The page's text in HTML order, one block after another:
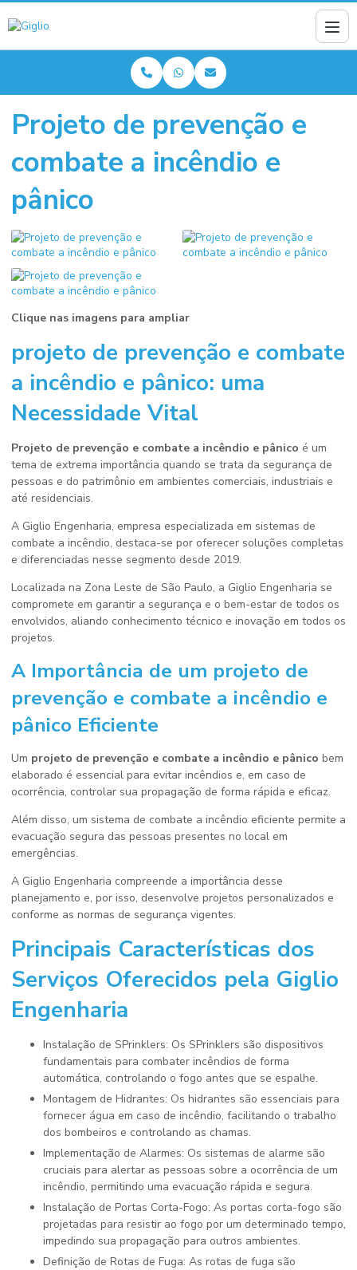
Projeto de prevenção e
combate a incêndio e
pânico
Clique nas imagens para ampliar
projeto de prevenção e combate
a incêndio e pânico: uma
Necessidade Vital
Projeto de prevenção e combate a incêndio e pânico é um
tema de extrema importância quando se trata da segurança de
pessoas e do patrimônio em ambientes comerciais, industriais e
até residenciais.
A Giglio Engenharia, empresa especializada em sistemas de
combate a incêndio, destaca-se por oferecer soluções completas
e diferenciadas nesse segmento desde 2019.
Localizada na Zona Leste de São Paulo, a Giglio Engenharia se
compromete em garantir a segurança e o bem-estar de todos os
envolvidos, aliando conhecimento técnico e inovação em todos os
projetos.
A Importância de um projeto de
prevenção e combate a incêndio e
pânico Eficiente
Um projeto de prevenção e combate a incêndio e pânico bem
elaborado é essencial para evitar incêndios e, em caso de
ocorrência, controlar sua propagação de forma rápida e eficaz.
Além disso, um sistema de combate a incêndio eficiente permite a
evacuação segura das pessoas presentes no local em
emergências.
A Giglio Engenharia compreende a importância desse
planejamento e, por isso, desenvolve projetos personalizados e
conforme as normas de segurança vigentes.
Principais Características dos
Serviços Oferecidos pela Giglio
Engenharia
Instalação de SPrinklers: Os SPrinklers são dispositivos
fundamentais para combater incêndios de forma
automática, controlando o fogo antes que se espalhe.
Montagem de Hidrantes: Os hidrantes são essenciais para
fornecer água em caso de incêndio, facilitando o trabalho
dos bombeiros e controlando as chamas.
Implementação de Alarmes: Os sistemas de alarme são
cruciais para alertar as pessoas sobre a ocorrência de um
incêndio, permitindo uma evacuação rápida e segura.
Instalação de Portas Corta-Fogo: As portas corta-fogo são
projetadas para resistir ao fogo por um determinado tempo,
impedindo sua propagação para outros ambientes.
Definição de Rotas de Fuga: As rotas de fuga são